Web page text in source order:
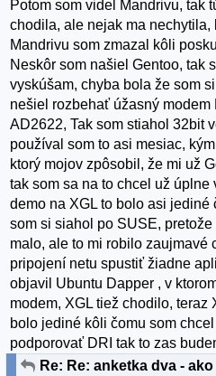
Potom som videl Mandrivu, tak
chodila, ale nejak ma nechytila,
Mandrivu som zmazal kôli
Neskôr som našiel Gentoo, tak
vyskúšam, chyba bola že som
nešiel rozbehať úžasný modem
AD2622, Tak som stiahol 32bit
používal som to asi mesiac,
ktorý mojov zpôsobil, že mi už
tak som sa na to chcel už úplne
demo na XGL to bolo asi
som si siahol po SUSE,
malo, ale to mi robilo zaujmavé
pripojení netu spustiť žiadne
objavil Ubuntu Dapper , v
modem, XGL tiež chodilo, teraz
bolo jediné kôli čomu som
podporovať DRI tak to zas